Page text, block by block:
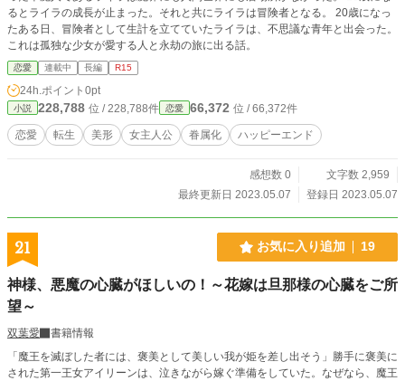
るとライラの成長が止まった。それと共にライラは冒険者となる。 20歳になっ
たある日、冒険者として生計を立てていたライラは、不思議な青年と出会った。
これは孤独な少女が愛する人と永劫の旅に出る話。
恋愛 連載中 長編 R15
24h.ポイント 0pt
小説 228,788 位 / 228,788件 恋愛 66,372 位 / 66,372件
恋愛 転生 美形 女主人公 眷属化 ハッピーエンド
感想数 0
文字数 2,959
最終更新日 2023.05.07
登録日 2023.05.07
21 お気に入り追加 19
神様、悪魔の心臓がほしいの！～花嫁は旦那様の心臓をご所
望～
双葉愛
書籍情報
「魔王を滅ぼした者には、褒美として美しい我が姫を差し出そう」勝手に褒美に
された第一王女アイリーンは、泣きながら嫁ぐ準備をしていた。なぜなら、魔王